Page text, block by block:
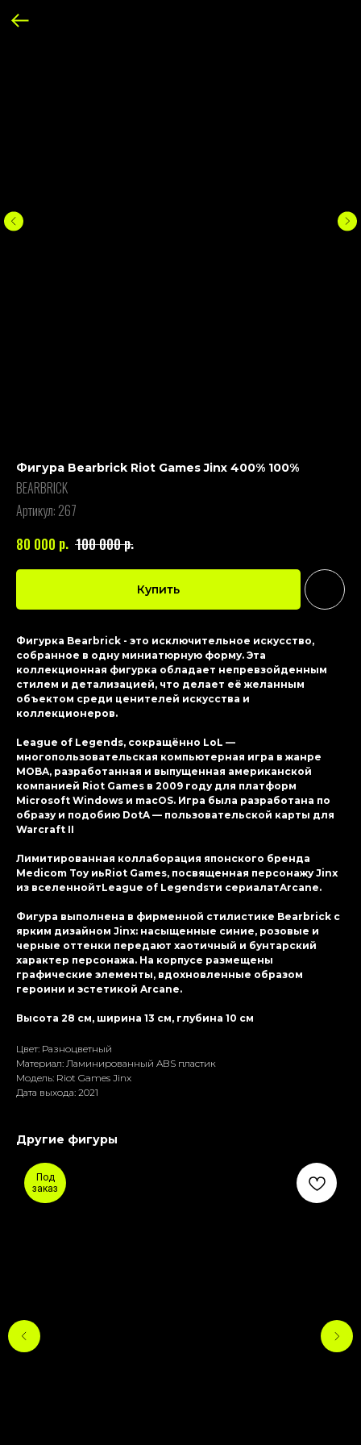
Фигура Bearbrick Riot Games Jinx 400% 100%
BEARBRICK
Артикул: 267
80 000 р. 100 000р.
Купить
Фигурка Bearbrick - это исключительное искусство,
собранное в одну миниатюрную форму. Эта
коллекционная фигурка обладает непревзойденным
стилем и детализацией, что делает её желанным
объектом среди ценителей искусства и
коллекционеров.
League of Legends, сокращённо LoL —
многопользовательская компьютерная игра в жанре
MOBA, разработанная и выпущенная американской
компанией Riot Games в 2009 году для платформ
Microsoft Windows и macOS. Игра была разработана по
образу и подобию DotA — пользовательской карты для
Warcraft II
Лимитированная коллаборация японского бренда
Medicom Toy иьRiot Games, посвященная персонажу Jinx
из вселеннойтLeague of Legendsти сериалатArcane.
Фигура выполнена в фирменной стилистике Bearbrick с
ярким дизайном Jinx: насыщенные синие, розовые и
черные оттенки передают хаотичный и бунтарский
характер персонажа. На корпусе размещены
графические элементы, вдохновленные образом
героини и эстетикой Arcane.
Высота 28 см, ширина 13 см, глубина 10 см
Цвет: Разноцветный
Материал: Ламиниpoванный ABS пластик
Модель: Riot Games Jinx
Дата выхода: 2021
Другие фигуры
Под
заказ